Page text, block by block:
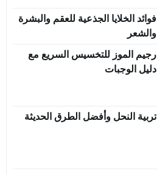
فوائد الخلايا الجذعية للعقم والبشرة
والشعر
رجيم الموز للتخسيس السريع مع
دليل الوجبات
تربية النحل وأفضل الطرق الحديثة